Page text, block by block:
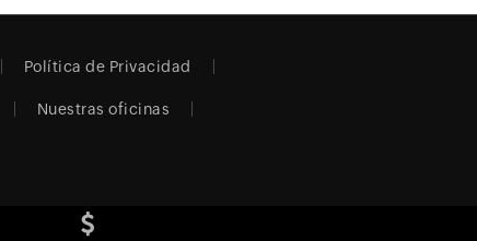
Política de Privacidad
Nuestras oficinas